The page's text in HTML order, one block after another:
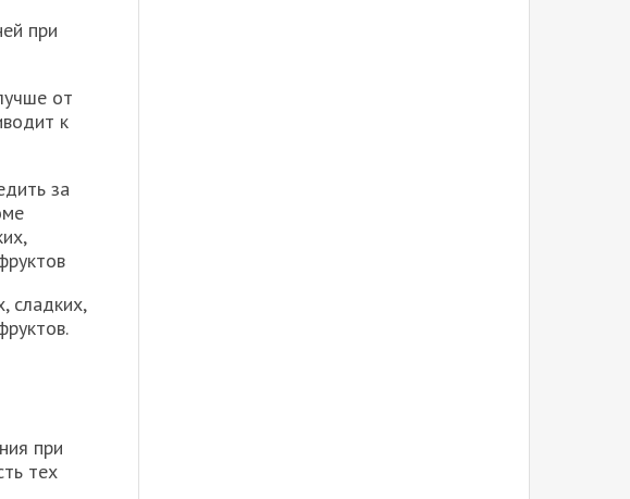
при
от
к
за
сладких,
при
тех